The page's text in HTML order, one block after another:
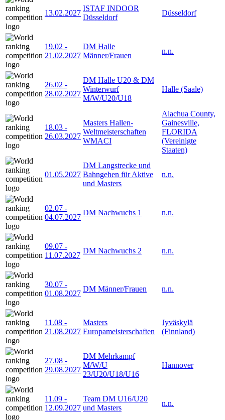
13.02.2027
ISTAF INDOOR
Düsseldorf
Düsseldorf
19.02 -
21.02.2027
DM Halle
Männer/Frauen
n.n.
26.02 -
28.02.2027
DM Halle U20 & DM
Winterwurf
M/W/U20/U18
Halle (Saale)
18.03 -
26.03.2027
Masters Hallen-
Weltmeisterschaften
WMACI
Alachua County,
Gainesville,
FLORIDA
(Vereinigte
Staaten)
01.05.2027
DM Langstrecke und
Bahngehen für Aktive
und Masters
n.n.
02.07 -
04.07.2027
DM Nachwuchs 1 n.n.
09.07 -
11.07.2027
DM Nachwuchs 2 n.n.
30.07 -
01.08.2027
DM Männer/Frauen n.n.
11.08 -
21.08.2027
Masters
Europameisterschaften
Jyväskylä
(Finnland)
27.08 -
29.08.2027
DM Mehrkampf
M/W/U
23/U20/U18/U16
Hannover
11.09 -
12.09.2027
Team DM U16/U20
und Masters
n.n.